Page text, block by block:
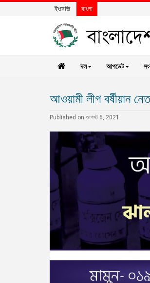
ইংরেজি বাংলা
দল আপডেট
আওয়ামী লীগ বর্ষীয়ান
Published on আগস্ট 6, 2021